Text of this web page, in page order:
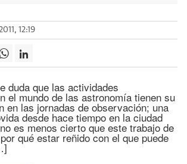
12:19
duda que las actividades
el mundo de las astronomía tienen su
en las jornadas de observación; una
desde hace tiempo en la ciudad
es menos cierto que este trabajo de
qué estar reñido con el que puede